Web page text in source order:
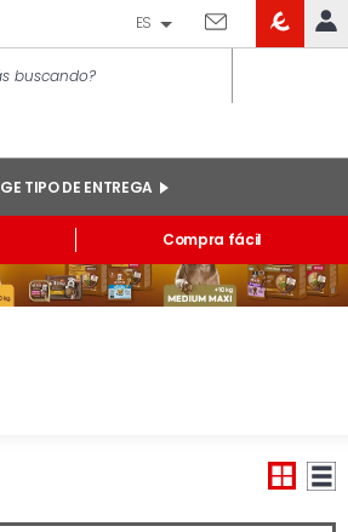
IDENTIFÍCATE
en tienda y online
ES
TIPO DE ENTREGA
Compra fácil